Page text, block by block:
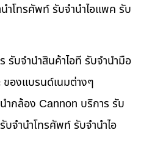
ำโทรศัพท์ รับจำนำไอแพค รับ
รับจำนำสินค้าไอที รับจำนำมือ
ของแบรนด์เนมต่างๆ
ำกล้อง Cannon บริการ รับ
จำนำโทรศัพท์ รับจำนำไอ